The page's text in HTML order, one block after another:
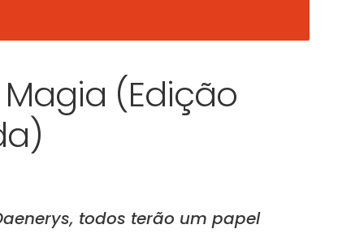
(Edição
todos terão um papel